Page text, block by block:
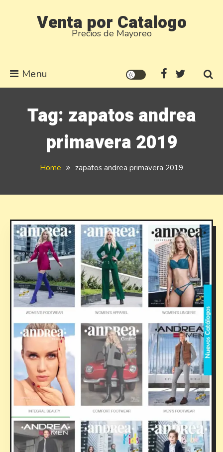
Venta por Catalogo
Precios de Mayoreo
Menu
Tag: zapatos andrea
primavera 2019
Home zapatos andrea primavera 2019